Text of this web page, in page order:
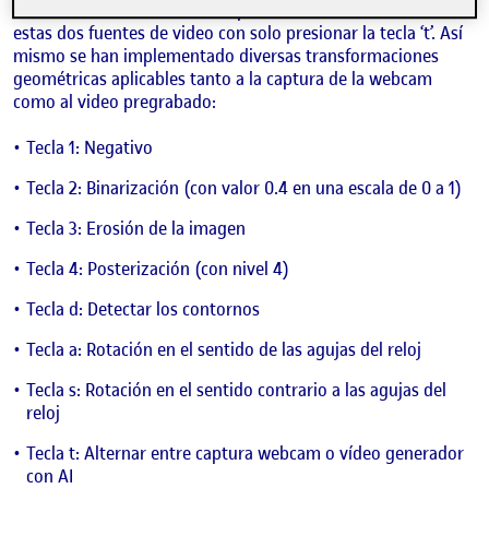
estas dos fuentes de video con solo presionar la tecla ‘t’. Así
mismo se han implementado diversas transformaciones
geométricas aplicables tanto a la captura de la webcam
como al video pregrabado:
Tecla 1: Negativo
Tecla 2: Binarización (con valor 0.4 en una escala de 0 a 1)
Tecla 3: Erosión de la imagen
Tecla 4: Posterización (con nivel 4)
Tecla d: Detectar los contornos
Tecla a: Rotación en el sentido de las agujas del reloj
Tecla s: Rotación en el sentido contrario a las agujas del
reloj
Tecla t: Alternar entre captura webcam o vídeo generador
con AI